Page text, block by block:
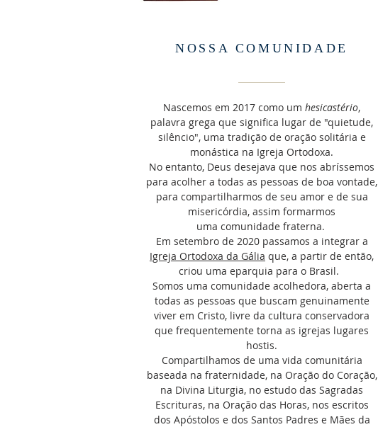
NOSSA COMUNIDADE
Nascemos em 2017 como um hesicastério,
palavra grega que significa lugar de "quietude,
silêncio", uma tradição de oração solitária e
monástica na Igreja Ortodoxa.
No entanto, Deus desejava que nos abríssemos
para acolher a todas as pessoas de boa vontade,
para compartilharmos de seu amor e de sua
misericórdia, assim formarmos
uma comunidade fraterna.
Em setembro de 2020 passamos a integrar a
Igreja Ortodoxa da Gália que, a partir de então,
criou uma eparquia para o Brasil.
Somos uma comunidade acolhedora, aberta a
todas as pessoas que buscam genuinamente
viver em Cristo, livre da cultura conservadora
que frequentemente torna as igrejas lugares
hostis.
Compartilhamos de uma vida comunitária
baseada na fraternidade, na Oração do Coração,
na Divina Liturgia, no estudo das Sagradas
Escrituras, na Oração das Horas, nos escritos
dos Apóstolos e dos Santos Padres e Mães da